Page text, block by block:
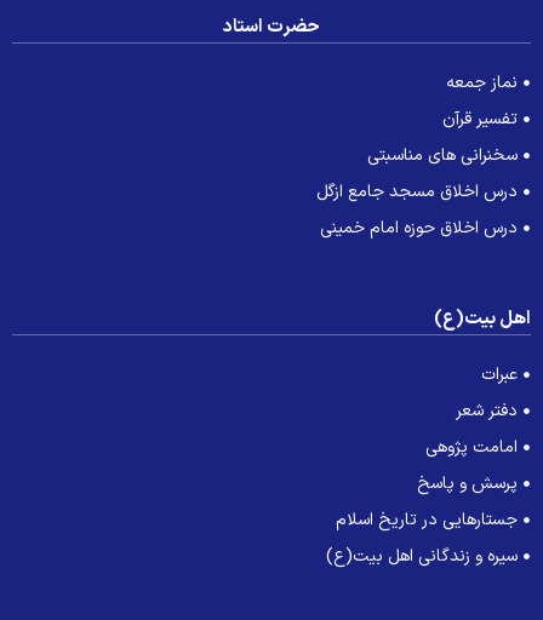
حضرت استاد
نماز جمعه
تفسیر قرآن
سخنرانی های مناسبتی
درس اخلاق مسجد جامع ازگل
درس اخلاق حوزه امام خمینی
بیت(ع)
عبرات
دفتر شعر
امامت پژوهی
پرسش و پاسخ
جستارهایی در تاریخ اسلام
سیره و زندگانی اهل بیت(ع)